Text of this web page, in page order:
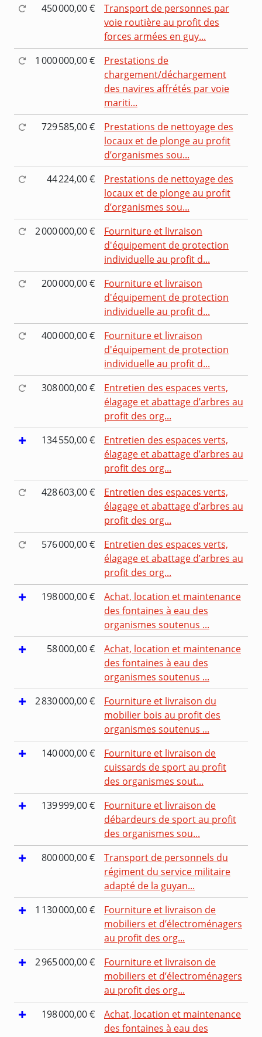
450 000,00 €
Transport de personnes par
voie routière au profit des
forces armées en guy...
1 000 000,00 €
Prestations de
chargement/déchargement
des navires affrétés par voie
mariti...
729 585,00 €
Prestations de nettoyage des
locaux et de plonge au profit
d’organismes sou...
44 224,00 €
Prestations de nettoyage des
locaux et de plonge au profit
d’organismes sou...
2 000 000,00 €
Fourniture et livraison
d'équipement de protection
individuelle au profit d...
200 000,00 €
Fourniture et livraison
d'équipement de protection
individuelle au profit d...
400 000,00 €
Fourniture et livraison
d'équipement de protection
individuelle au profit d...
308 000,00 €
Entretien des espaces verts,
élagage et abattage d’arbres au
profit des org...
134 550,00 €
Entretien des espaces verts,
élagage et abattage d’arbres au
profit des org...
428 603,00 €
Entretien des espaces verts,
élagage et abattage d’arbres au
profit des org...
576 000,00 €
Entretien des espaces verts,
élagage et abattage d’arbres au
profit des org...
198 000,00 €
Achat, location et maintenance
des fontaines à eau des
organismes soutenus ...
58 000,00 €
Achat, location et maintenance
des fontaines à eau des
organismes soutenus ...
2 830 000,00 €
Fourniture et livraison du
mobilier bois au profit des
organismes soutenus ...
140 000,00 €
Fourniture et livraison de
cuissards de sport au profit
des organismes sout...
139 999,00 €
Fourniture et livraison de
débardeurs de sport au profit
des organismes sou...
800 000,00 €
Transport de personnels du
régiment du service militaire
adapté de la guyan...
1 130 000,00 €
Fourniture et livraison de
mobiliers et d’électroménagers
au profit des org...
2 965 000,00 €
Fourniture et livraison de
mobiliers et d’électroménagers
au profit des org...
198 000,00 €
Achat, location et maintenance
des fontaines à eau des